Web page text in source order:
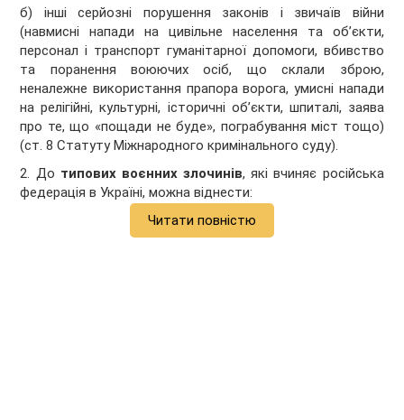
б) інші серйозні порушення законів і звичаїв війни
(навмисні напади на цивільне населення та об’єкти,
персонал і транспорт гуманітарної допомоги, вбивство
та поранення воюючих осіб, що склали зброю,
неналежне використання прапора ворога, умисні напади
на релігійні, культурні, історичні об’єкти, шпиталі, заява
про те, що «пощади не буде», пограбування міст тощо)
(ст. 8 Статуту Міжнародного кримінального суду).
2. До типових воєнних злочинів, які вчиняє російська
федерація в Україні, можна віднести:
Читати повністю